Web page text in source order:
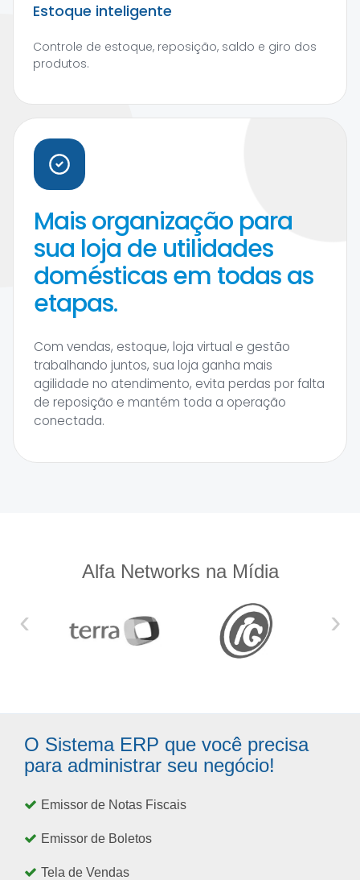
Estoque inteligente
Controle de estoque, reposição, saldo e giro dos
produtos.
Mais organização para
sua loja de utilidades
domésticas em todas as
etapas.
Com vendas, estoque, loja virtual e gestão
trabalhando juntos, sua loja ganha mais
agilidade no atendimento, evita perdas por falta
de reposição e mantém toda a operação
conectada.
Alfa Networks na Mídia
‹ ›
O Sistema ERP que você precisa
para administrar seu negócio!
Emissor de Notas Fiscais
Emissor de Boletos
Tela de Vendas